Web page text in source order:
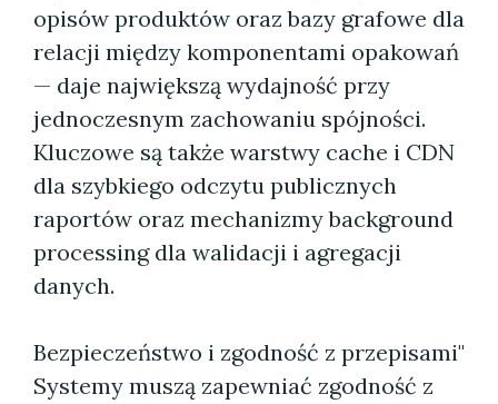
opisów produktów oraz bazy grafowe dla
relacji między komponentami opakowań
— daje największą wydajność przy
jednoczesnym zachowaniu spójności.
Kluczowe są także warstwy cache i CDN
dla szybkiego odczytu publicznych
raportów oraz mechanizmy background
processing dla walidacji i agregacji
danych.
Bezpieczeństwo i zgodność z przepisami"
Systemy muszą zapewniać zgodność z